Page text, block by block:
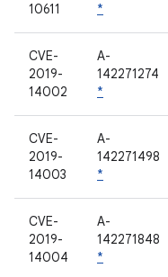
10611
*
CVE-
2019-
14002
A-
142271274
*
CVE-
2019-
14003
A-
142271498
*
CVE-
2019-
14004
A-
142271848
*